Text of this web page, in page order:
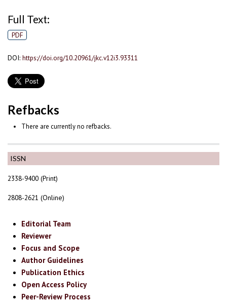
ISSN
2338-9400 (Print)
2808-2621 (Online)
Editorial Team
Reviewer
Focus and Scope
Author Guidelines
Publication Ethics
Open Access Policy
Peer-Review Process
Full Text:
PDF
DOI: https://doi.org/10.20961/jkc.v12i3.93311
Refbacks
There are currently no refbacks.